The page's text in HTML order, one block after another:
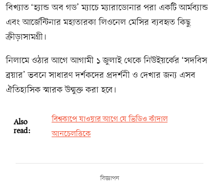
বিখ্যাত ‘হ্যান্ড অব গড’ ম্যাচে ম্যারাডোনার পরা একটি আর্মব্যান্ড
এবং আর্জেন্টিনার মহাতারকা লিওনেল মেসির ব্যবহৃত কিছু
ক্রীড়াসামগ্রী।
নিলামে ওঠার আগে আগামী ১ জুলাই থেকে নিউইয়র্কের ‘সদবিস
ব্রয়ার’ ভবনে সাধারণ দর্শকদের প্রদর্শনী ও দেখার জন্য এসব
ঐতিহাসিক স্মারক উন্মুক্ত করা হবে।
Also
read:
বিশ্বকাপে যাওয়ার আগে যে ভিডিও কাঁদাল
আনচেলত্তিকে
বিজ্ঞাপন